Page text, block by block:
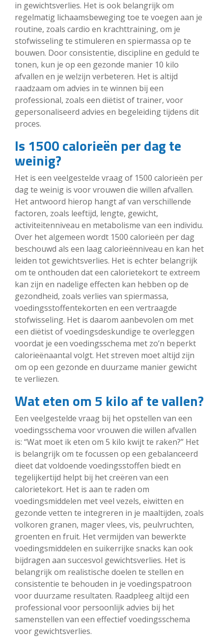
in gewichtsverlies. Het is ook belangrijk om
regelmatig lichaamsbeweging toe te voegen aan je
routine, zoals cardio en krachttraining, om je
stofwisseling te stimuleren en spiermassa op te
bouwen. Door consistentie, discipline en geduld te
tonen, kun je op een gezonde manier 10 kilo
afvallen en je welzijn verbeteren. Het is altijd
raadzaam om advies in te winnen bij een
professional, zoals een diëtist of trainer, voor
gepersonaliseerd advies en begeleiding tijdens dit
proces.
Is 1500 calorieën per dag te
weinig?
Het is een veelgestelde vraag of 1500 calorieën per
dag te weinig is voor vrouwen die willen afvallen.
Het antwoord hierop hangt af van verschillende
factoren, zoals leeftijd, lengte, gewicht,
activiteitenniveau en metabolisme van een individu.
Over het algemeen wordt 1500 calorieën per dag
beschouwd als een laag calorieënniveau en kan het
leiden tot gewichtsverlies. Het is echter belangrijk
om te onthouden dat een calorietekort te extreem
kan zijn en nadelige effecten kan hebben op de
gezondheid, zoals verlies van spiermassa,
voedingsstoffentekorten en een vertraagde
stofwisseling. Het is daarom aanbevolen om met
een diëtist of voedingsdeskundige te overleggen
voordat je een voedingsschema met zo’n beperkt
calorieënaantal volgt. Het streven moet altijd zijn
om op een gezonde en duurzame manier gewicht
te verliezen.
Wat eten om 5 kilo af te vallen?
Een veelgestelde vraag bij het opstellen van een
voedingsschema voor vrouwen die willen afvallen
is: “Wat moet ik eten om 5 kilo kwijt te raken?” Het
is belangrijk om te focussen op een gebalanceerd
dieet dat voldoende voedingsstoffen biedt en
tegelijkertijd helpt bij het creëren van een
calorietekort. Het is aan te raden om
voedingsmiddelen met veel vezels, eiwitten en
gezonde vetten te integreren in je maaltijden, zoals
volkoren granen, mager vlees, vis, peulvruchten,
groenten en fruit. Het vermijden van bewerkte
voedingsmiddelen en suikerrijke snacks kan ook
bijdragen aan succesvol gewichtsverlies. Het is
belangrijk om realistische doelen te stellen en
consistentie te behouden in je voedingspatroon
voor duurzame resultaten. Raadpleeg altijd een
professional voor persoonlijk advies bij het
samenstellen van een effectief voedingsschema
voor gewichtsverlies.